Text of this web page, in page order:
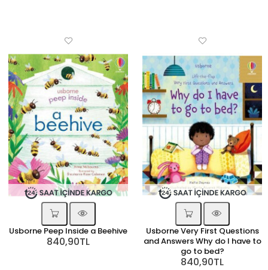
Usborne Peep Inside a Beehive
840,90TL
Usborne Very First Questions
and Answers Why do I have to
go to bed?
840,90TL